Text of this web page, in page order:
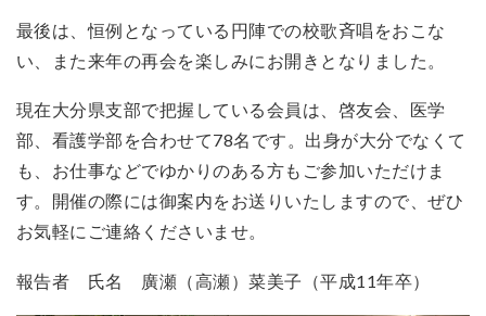
最後は、恒例となっている円陣での校歌斉唱をおこな
い、また来年の再会を楽しみにお開きとなりました。
現在大分県支部で把握している会員は、啓友会、医学
部、看護学部を合わせて78名です。出身が大分でなくて
も、お仕事などでゆかりのある方もご参加いただけま
す。開催の際には御案内をお送りいたしますので、ぜひ
お気軽にご連絡くださいませ。
報告者 氏名 廣瀬（高瀬）菜美子（平成11年卒）